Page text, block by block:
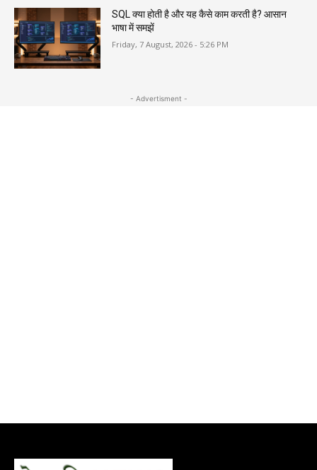
SQL क्या होती है और यह कैसे काम करती है? आसान
भाषा में समझें
Friday, 7 August, 2026 - 5:26 PM
- Advertisment -